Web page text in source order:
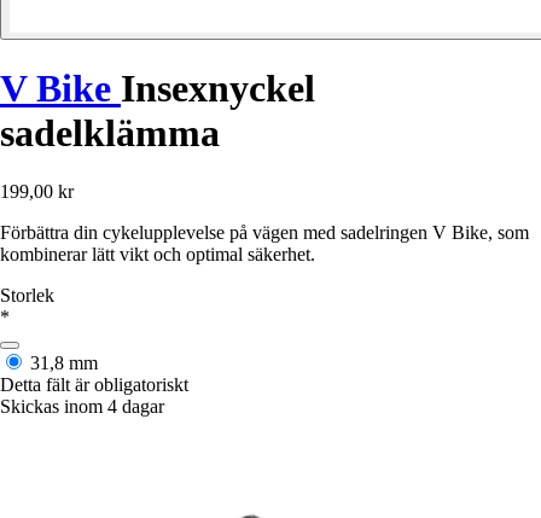
V Bike Insexnyckel
sadelklämma
199,00 kr
Förbättra din cykelupplevelse på vägen med sadelringen V Bike, som
kombinerar lätt vikt och optimal säkerhet.
Storlek
*
31,8 mm
Detta fält är obligatoriskt
Skickas inom 4 dagar